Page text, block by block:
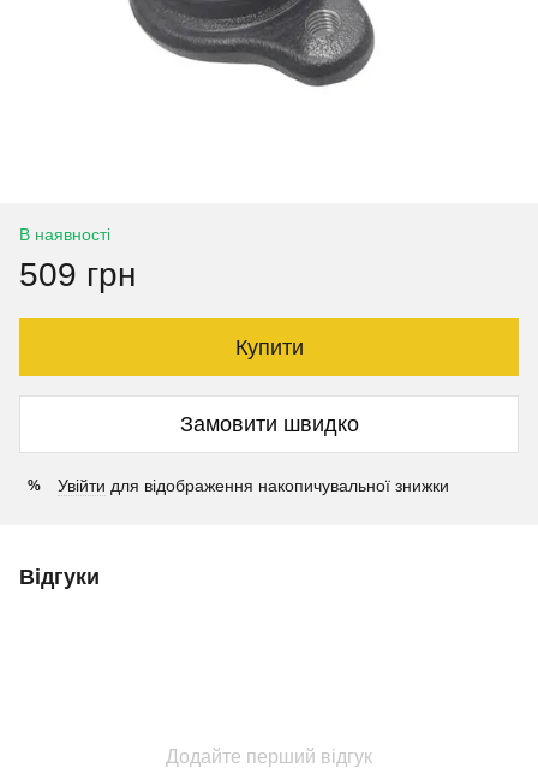
В наявності
509 грн
Купити
Замовити швидко
% Увійти для відображення накопичувальної знижки
Відгуки
Додайте перший відгук